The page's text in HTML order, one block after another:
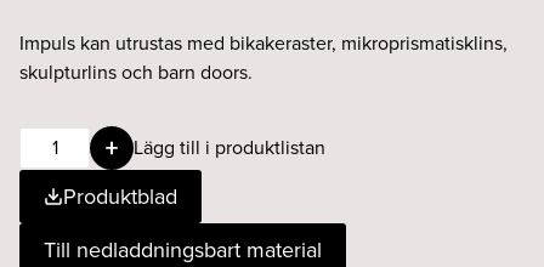
Impuls kan utrustas med bikakeraster, mikroprismatisklins,
skulpturlins och barn doors.
IMPULS
3-
13W
Lägg till i produktlistan
Produktblad
Till nedladdningsbart material